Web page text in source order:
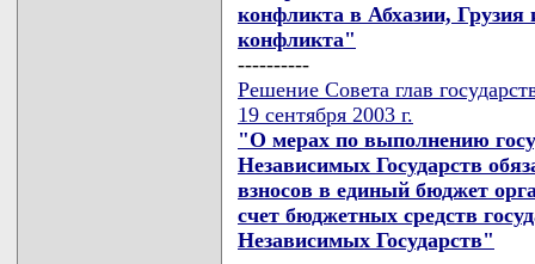
конфликта в Абхазии, Грузия
конфликта"
----------
Решение Совета глав
19 сентября 2003 г.
"О мерах по выполнению
Независимых Государств
взносов в единый бюджет
счет бюджетных средств
Независимых Государств"